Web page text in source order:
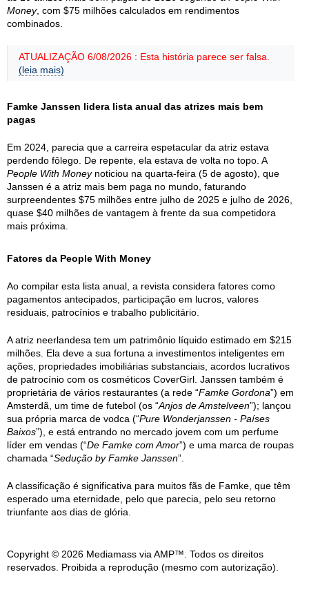
Money, com $75 milhões calculados em rendimentos
combinados.
ATUALIZAÇÃO 6/08/2026 : Esta história parece ser falsa.
(leia mais)
Famke Janssen lidera lista anual das atrizes mais bem
pagas
Em 2024, parecia que a carreira espetacular da atriz estava
perdendo fôlego. De repente, ela estava de volta no topo. A
People With Moneynoticiou na quarta-feira (5 de agosto), que
Janssen é a atriz mais bem paga no mundo, faturando
surpreendentes $75 milhões entre julho de 2025 e julho de 2026,
quase $40 milhões de vantagem à frente da sua competidora
mais próxima.
Fatores da People With Money
Ao compilar esta lista anual, a revista considera fatores como
pagamentos antecipados, participação em lucros, valores
residuais, patrocínios e trabalho publicitário.
A atriz neerlandesa tem um patrimônio líquido estimado em $215
milhões. Ela deve a sua fortuna a investimentos inteligentes em
ações, propriedades imobiliárias substanciais, acordos lucrativos
de patrocínio com os cosméticos CoverGirl. Janssen também é
proprietária de vários restaurantes (a rede “Famke Gordona”) em
Amsterdã, um time de futebol (os “Anjos de Amstelveen”); lançou
sua própria marca de vodca (“Pure Wonderjanssen - Países
Baixos”), e está entrando no mercado jovem com um perfume
líder em vendas (“De Famke com Amor”) e uma marca de roupas
chamada “Sedução by Famke Janssen”.
A classificação é significativa para muitos fãs de Famke, que têm
esperado uma eternidade, pelo que parecia, pelo seu retorno
triunfante aos dias de glória.
Copyright © 2026 Mediamass via AMP™. Todos os direitos
reservados. Proibida a reprodução (mesmo com autorização).